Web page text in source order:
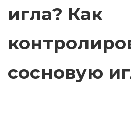
игла? Как
сосновую